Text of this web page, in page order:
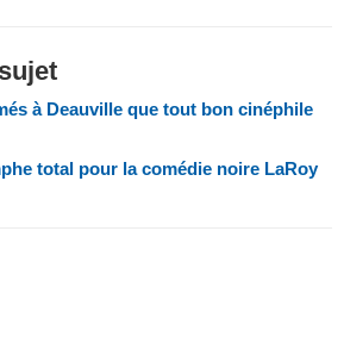
à Deauville que tout bon cinéphile
total pour la comédie noire LaRoy